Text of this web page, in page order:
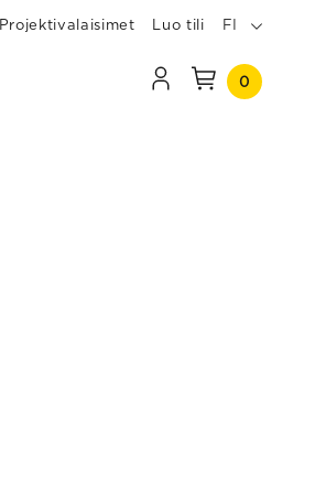
Projektivalaisimet Luo tili FI
0